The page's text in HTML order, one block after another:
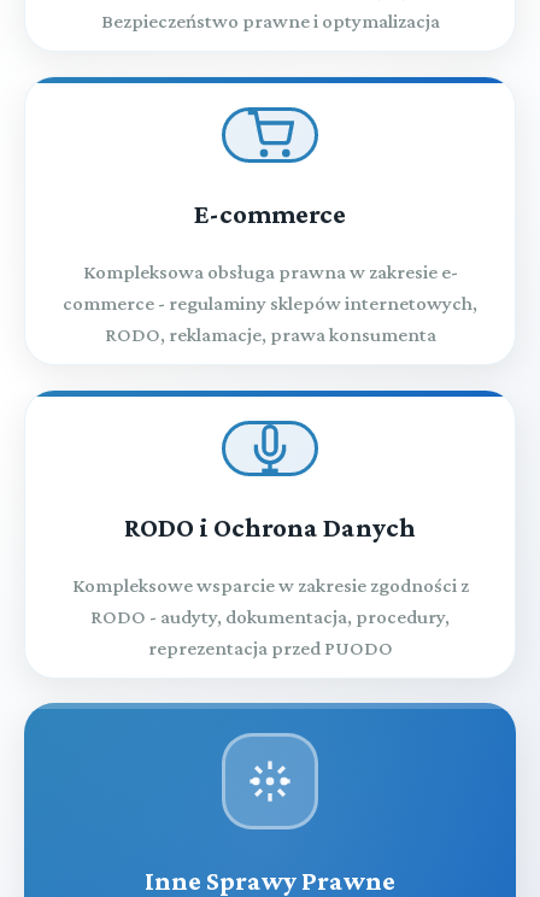
Bezpieczeństwo prawne i optymalizacja
E-commerce
Kompleksowa obsługa prawna w zakresie e-
commerce - regulaminy sklepów internetowych,
RODO, reklamacje, prawa konsumenta
RODO i Ochrona Danych
Kompleksowe wsparcie w zakresie zgodności z
RODO - audyty, dokumentacja, procedury,
reprezentacja przed PUODO
Inne Sprawy Prawne